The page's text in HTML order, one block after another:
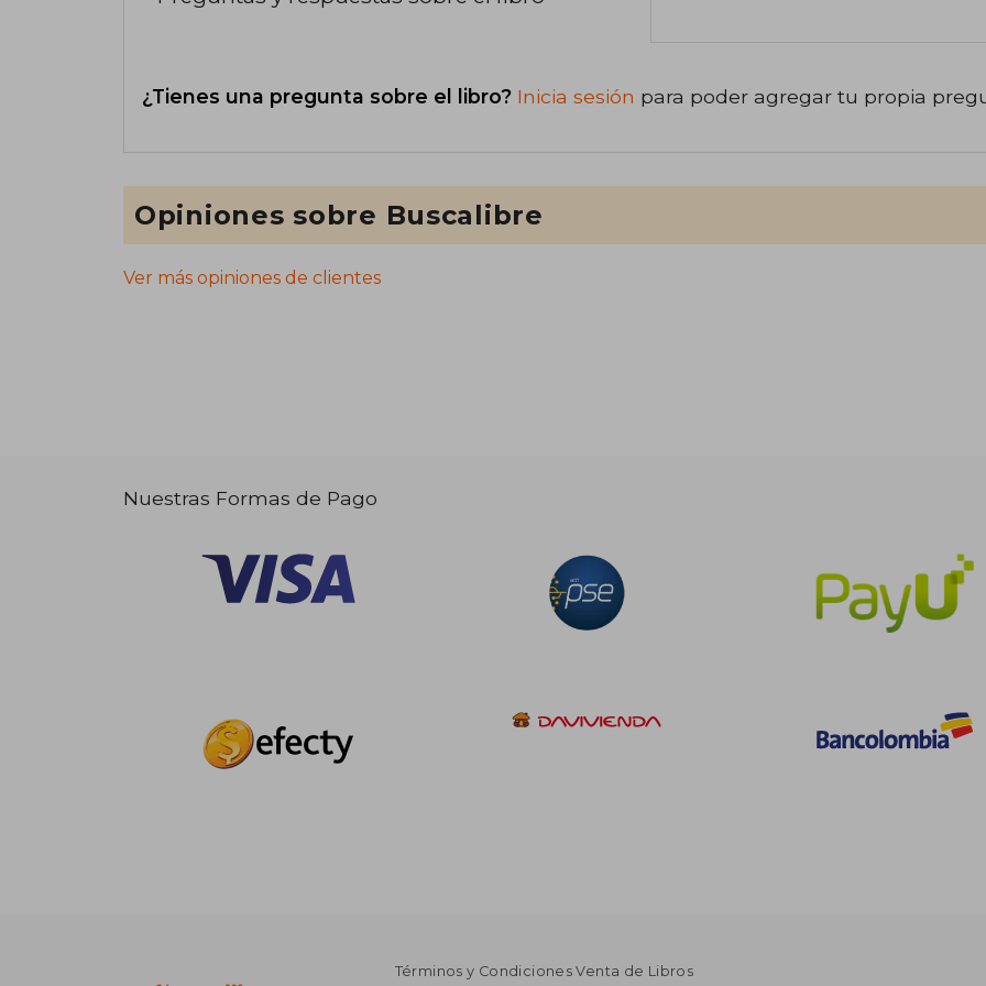
¿Tienes una pregunta sobre el libro? Inicia sesión para poder agregar tu propia
Opiniones sobre Buscalibre
Ver más opiniones de clientes
Nuestras Formas de Pago
Términos y Condiciones Venta de Libros